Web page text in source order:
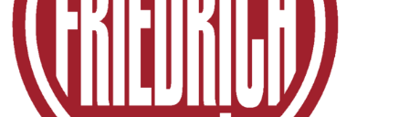
TATRA Produkte
TATRA Phoenix
TATRA Terrn°1
FEUERWEHR
METALLBAU
KONTAKT